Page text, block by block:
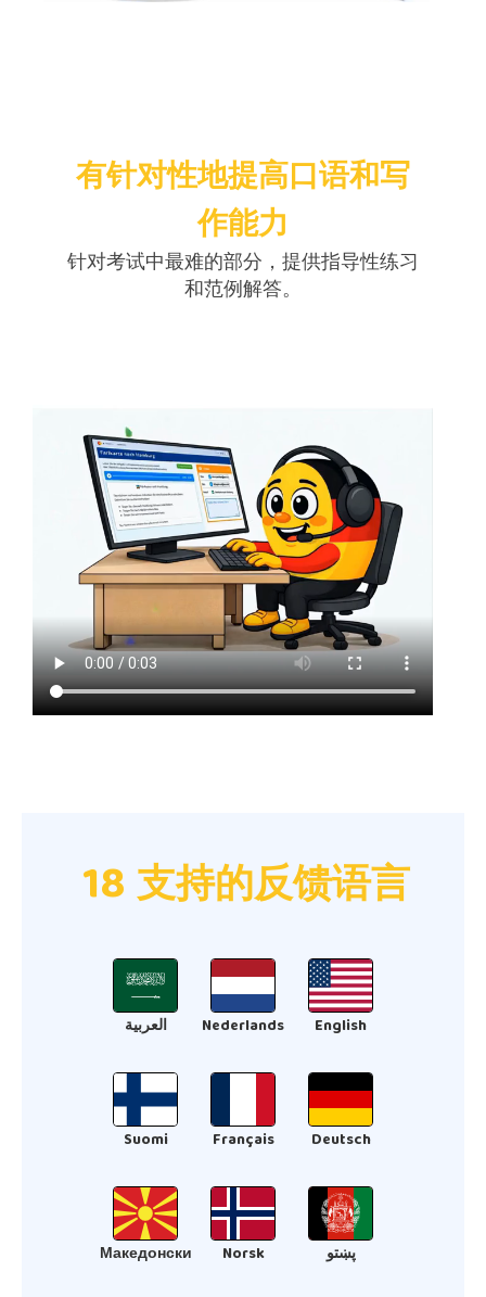
有针对性地提高口语和写
作能力
针对考试中最难的部分，提供指导性练习
和范例解答。
18 支持的反馈语言
العربية Nederlands English
Suomi Français Deutsch
Македонски Norsk پښتو